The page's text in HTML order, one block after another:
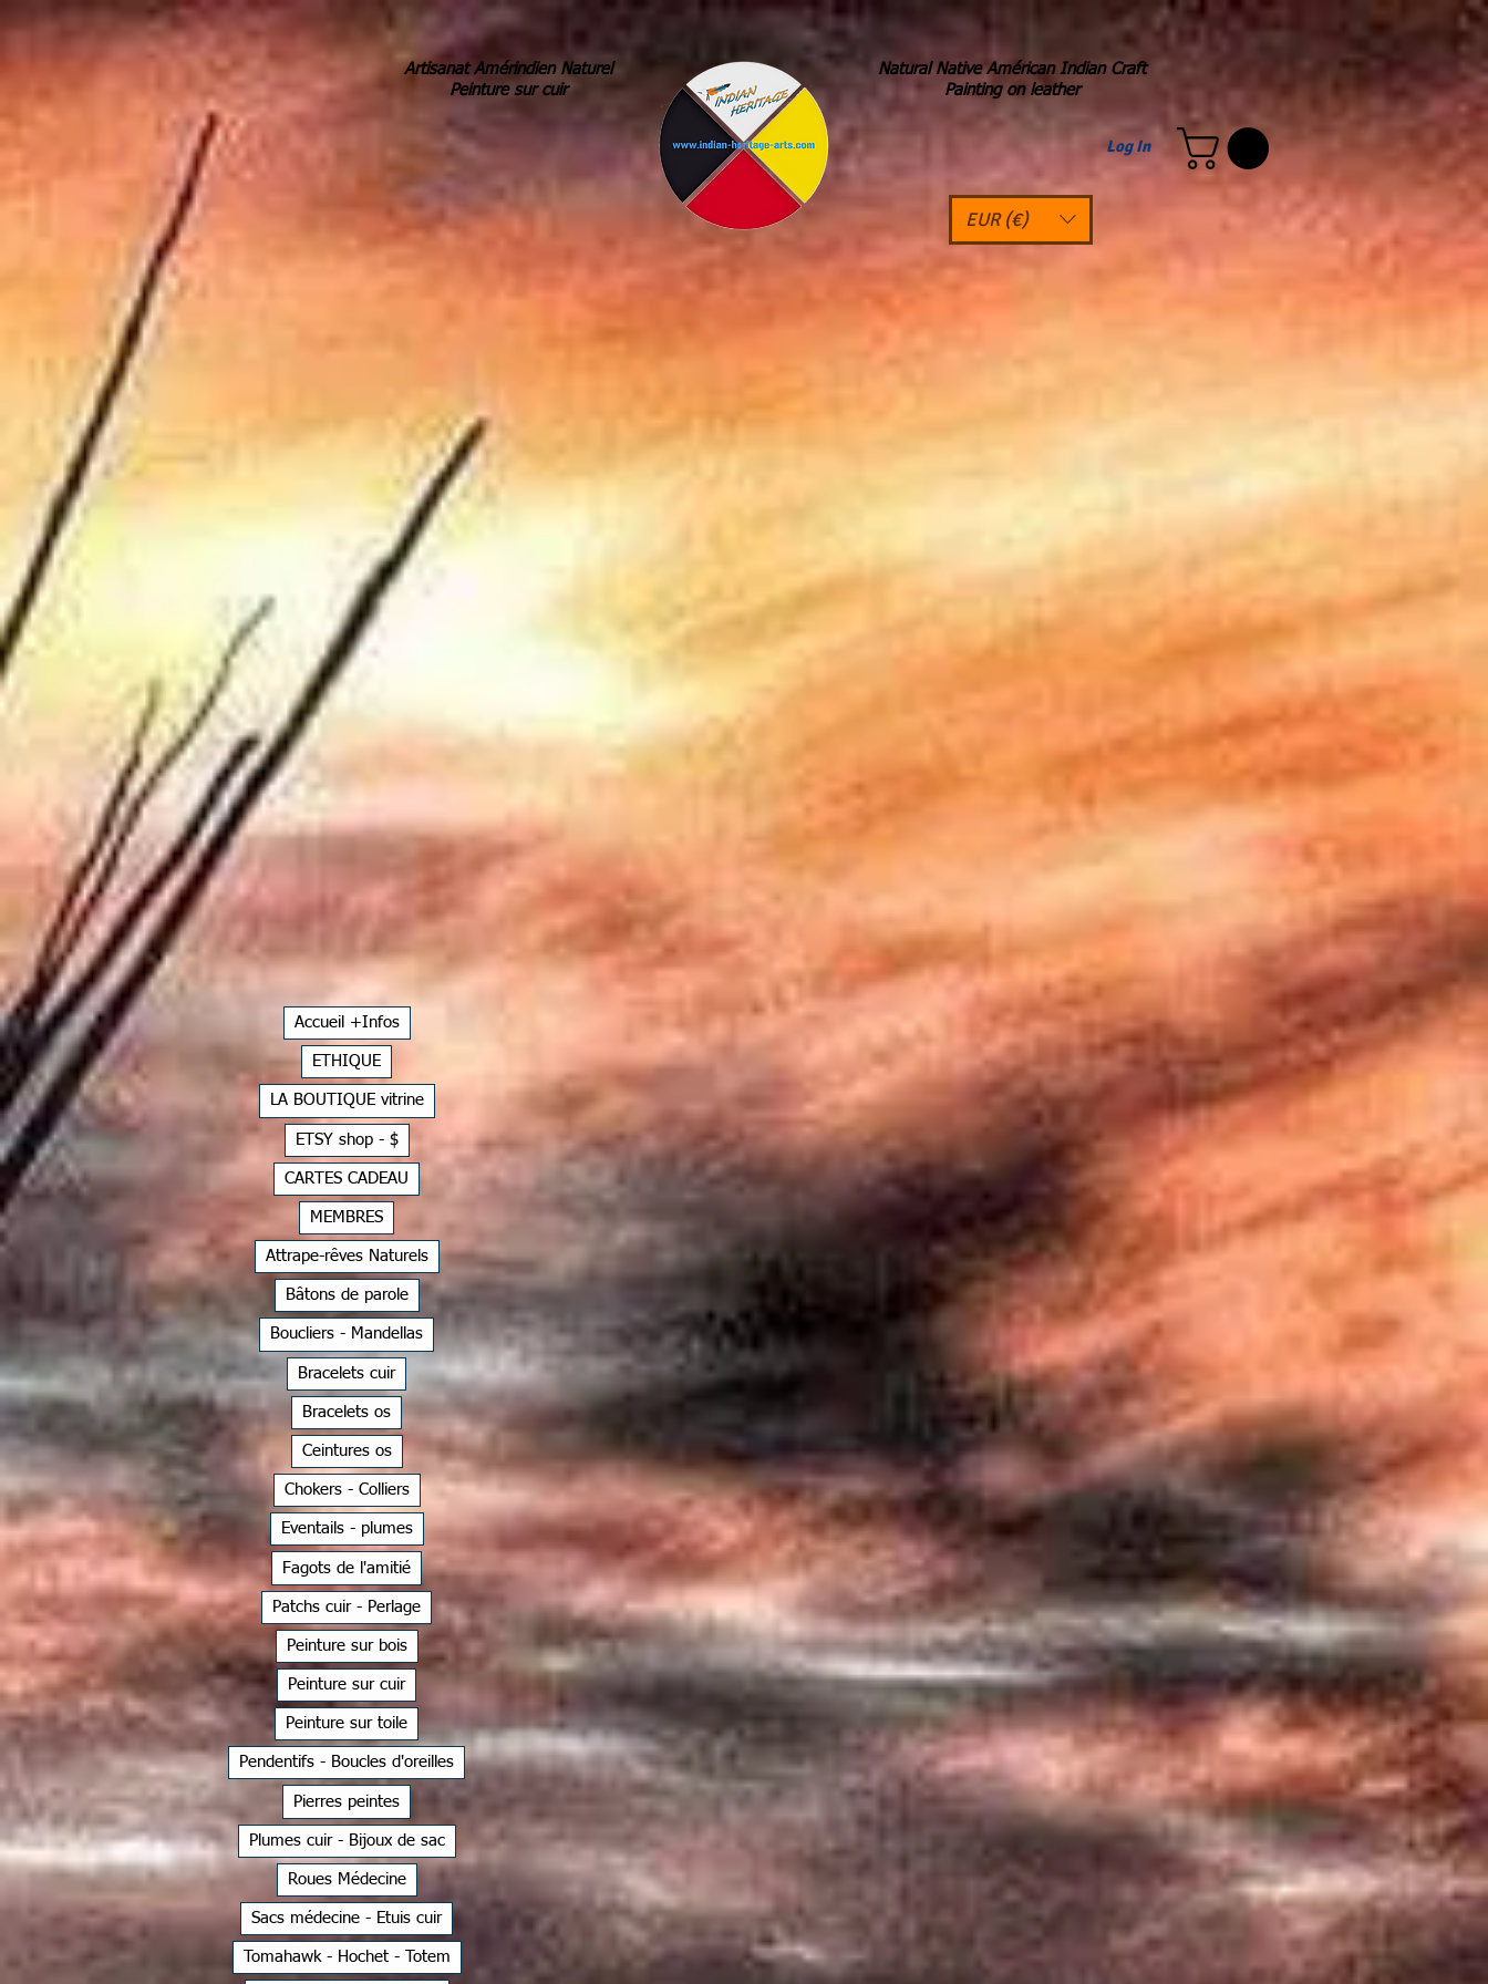
Artisanat Amérindien Naturel
Peinture sur cuir
Natural Native Américan Indian Craft
Painting on leather
Log In
EUR (€)
Accueil +Infos
ETHIQUE
LA BOUTIQUE vitrine
ETSY shop - $
CARTES CADEAU
MEMBRES
Attrape-rêves Naturels
Bâtons de parole
Boucliers - Mandellas
Bracelets cuir
Bracelets os
Ceintures os
Chokers - Colliers
Eventails - plumes
Fagots de l'amitié
Patchs cuir - Perlage
Peinture sur bois
Peinture sur cuir
Peinture sur toile
Pendentifs - Boucles d'oreilles
Pierres peintes
Plumes cuir - Bijoux de sac
Roues Médecine
Sacs médecine - Etuis cuir
Tomahawk - Hochet - Totem